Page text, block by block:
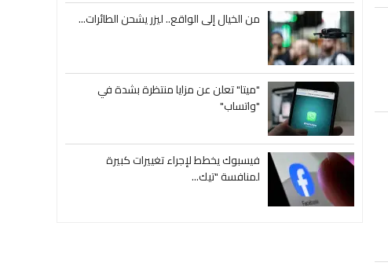
من الخيال إلى الواقع.. ليزر يشحن الطائرات...
"ميتا" تعلن عن مزايا منتظرة بشدة في
"واتساب"
فيسبوك يخطط لإجراء تغييرات كبيرة
لمنافسة "تيك...